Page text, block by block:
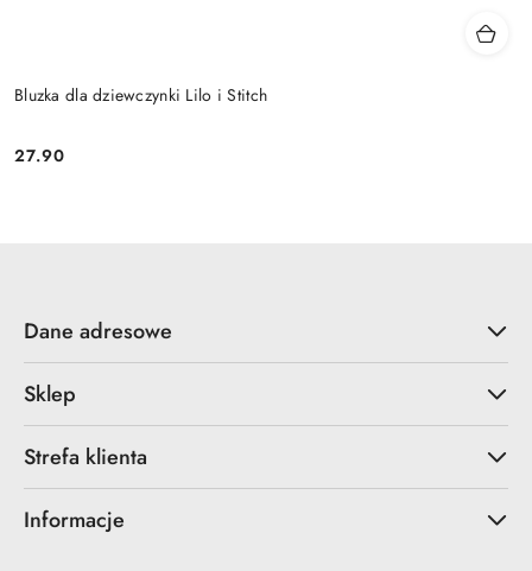
Bluzka dla dziewczynki Lilo i Stitch
Cena:
27.90
Dane adresowe
Sklep
Strefa klienta
Informacje